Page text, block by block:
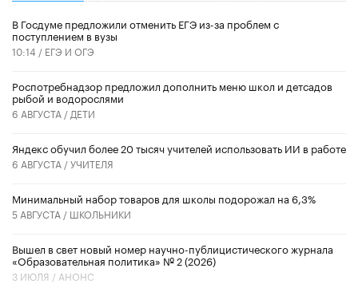
В Госдуме предложили отменить ЕГЭ из-за проблем с
поступлением в вузы
10:14 / ЕГЭ И ОГЭ
Роспотребнадзор предложил дополнить меню школ и детсадов
рыбой и водорослями
6 АВГУСТА / ДЕТИ
​Яндекс обучил более 20 тысяч учителей использовать ИИ в работе
6 АВГУСТА /УЧИТЕЛЯ
Минимальный набор товаров для школы подорожал на 6,3%
5 АВГУСТА / ШКОЛЬНИКИ
Вышел в свет новый номер научно-публицистического журнала
«Образовательная политика» № 2 (2026)
3 ИЮЛЯ / АНОНС